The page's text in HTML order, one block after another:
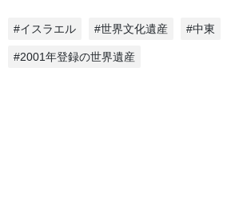
#イスラエル #世界文化遺産 #中東
#2001年登録の世界遺産